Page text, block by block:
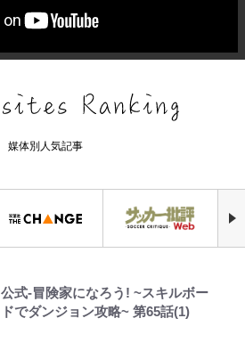
媒体別人気記事
公式-冒険家になろう! ~スキルボー
ドでダンジョン攻略~ 第65話(1)
錦織一清の写真集はなぜ私服なの
か…高級ブランドをやめ等身大の自
｢守り方かっこよすぎ｣上田綺世が
妻の“ワンオペ騒動”に家族写真で
千葉雄大、ほっそりイケメン近影に
「顔パンパンだったのに」反響 視
「自分の絵ごと、このジャンルはそ
ろそろ終わりかな」江口寿史が炎上
空の轍と大地の雲と 第1回
荒々しい「火山帯」の一端にいるこ
とを体感！ 登頂約10分でも大迫力
でっかい男になりたいゾ